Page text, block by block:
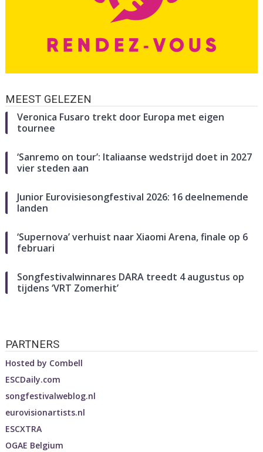
MEEST GELEZEN
Veronica Fusaro trekt door Europa met eigen
tournee
‘Sanremo on tour’: Italiaanse wedstrijd doet in 2027
vier steden aan
Junior Eurovisiesongfestival 2026: 16 deelnemende
landen
‘Supernova’ verhuist naar Xiaomi Arena, finale op 6
februari
Songfestivalwinnares DARA treedt 4 augustus op
tijdens ‘VRT Zomerhit’
PARTNERS
Hosted by Combell
ESCDaily.com
songfestivalweblog.nl
eurovisionartists.nl
ESCXTRA
OGAE Belgium